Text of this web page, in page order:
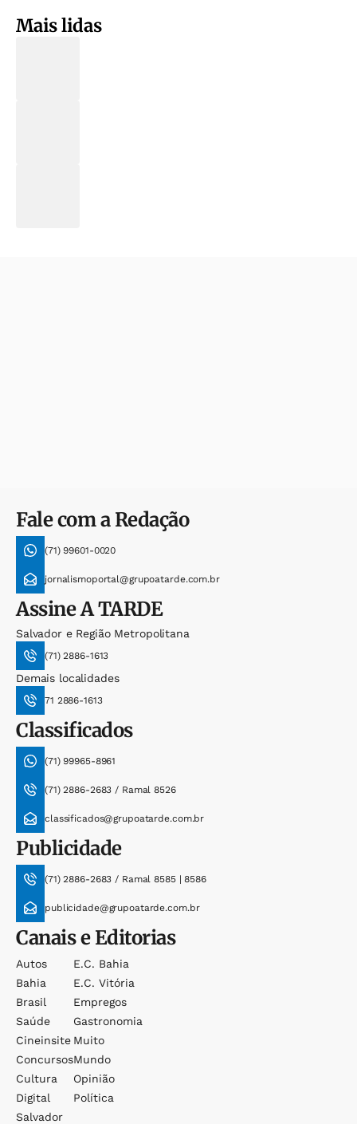
Mais lidas
Fale com a Redação
(71) 99601-0020
jornalismoportal@grupoatarde.com.br
AssineA TARDE
Salvador e Região Metropolitana
(71) 2886-1613
Demais localidades
71 2886-1613
Classificados
(71) 99965-8961
(71) 2886-2683 / Ramal 8526
classificados@grupoatarde.com.br
Publicidade
(71) 2886-2683 / Ramal 8585 | 8586
publicidade@grupoatarde.com.br
Canais e Editorias
Autos
Bahia
Brasil
Saúde
Cineinsite
Concursos
Cultura
Digital
Salvador
E.c. Bahia
E.c. Vitória
Empregos
Gastronomia
Muito
Mundo
Opinião
Política